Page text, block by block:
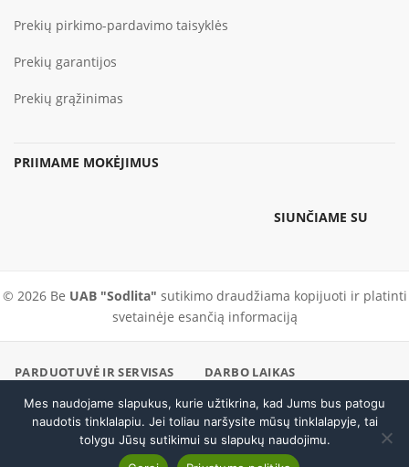
Prekių pirkimo-pardavimo taisyklės
Prekių garantijos
Prekių grąžinimas
PRIIMAME MOKĖJIMUS
SIUNČIAME SU
© 2026 Be UAB "Sodlita" sutikimo draudžiama kopijuoti ir platinti
svetainėje esančią informaciją
PARDUOTUVĖ IR SERVISAS
Pramonės pr. 23, Kaunas
DARBO LAIKAS
14:00
PARDUOTUVĖ / SERVISAS
+370 37 456296
EL. PARDUOTUVĖ
+370 600 19186
Skambinti
Benzininis pjūklas STIHL MS 311
Mes naudojame slapukus, kurie užtikrina, kad Jums bus patogu
naudotis tinklalapiu. Jei toliau naršysite mūsų tinklalapyje, tai
tolygu Jūsų sutikimui su slapukų naudojimu.